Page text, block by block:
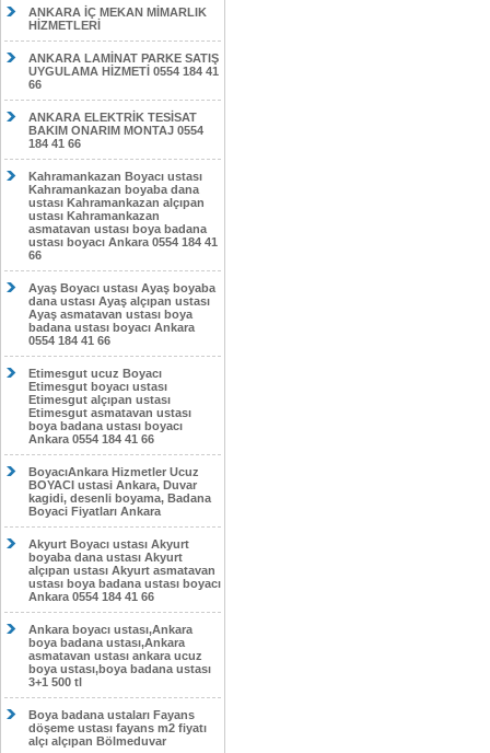
ANKARA İÇ MEKAN MİMARLIK
HİZMETLERİ
ANKARA LAMİNAT PARKE SATIŞ
UYGULAMA HİZMETİ 0554 184 41
66
ANKARA ELEKTRİK TESİSAT
BAKIM ONARIM MONTAJ 0554
184 41 66
Kahramankazan Boyacı ustası
Kahramankazan boyaba dana
ustası Kahramankazan alçıpan
ustası Kahramankazan
asmatavan ustası boya badana
ustası boyacı Ankara 0554 184 41
66
Ayaş Boyacı ustası Ayaş boyaba
dana ustası Ayaş alçıpan ustası
Ayaş asmatavan ustası boya
badana ustası boyacı Ankara
0554 184 41 66
Etimesgut ucuz Boyacı
Etimesgut boyacı ustası
Etimesgut alçıpan ustası
Etimesgut asmatavan ustası
boya badana ustası boyacı
Ankara 0554 184 41 66
BoyacıAnkara Hizmetler Ucuz
BOYACI ustasi Ankara, Duvar
kagidi, desenli boyama, Badana
Boyaci Fiyatları Ankara
Akyurt Boyacı ustası Akyurt
boyaba dana ustası Akyurt
alçıpan ustası Akyurt asmatavan
ustası boya badana ustası boyacı
Ankara 0554 184 41 66
Ankara boyacı ustası,Ankara
boya badana ustası,Ankara
asmatavan ustası ankara ucuz
boya ustası,boya badana ustası
3+1 500 tl
Boya badana ustaları Fayans
döşeme ustası fayans m2 fiyatı
alçı alçıpan Bölmeduvar